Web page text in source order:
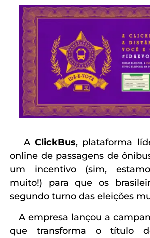
A ClickBus, plataforma
online de passagens de
um incentivo (sim,
muito!) para que os
segundo turno das eleições
A empresa lançou a
que transforma o título